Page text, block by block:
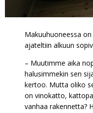
Makuuhuoneessa
ajateltiin alkuun
– Muutimme aika
halusimmekin sen
kertoo. Mutta oliko
on vinokatto,
vanhaa rakennetta?